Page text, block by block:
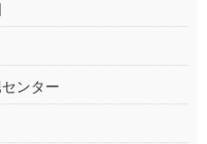
ンター